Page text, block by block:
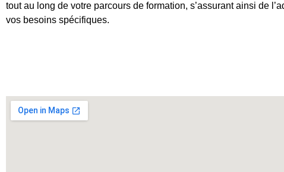
tout au long de votre parcours de formation, s’assurant ainsi de
vos besoins spécifiques.